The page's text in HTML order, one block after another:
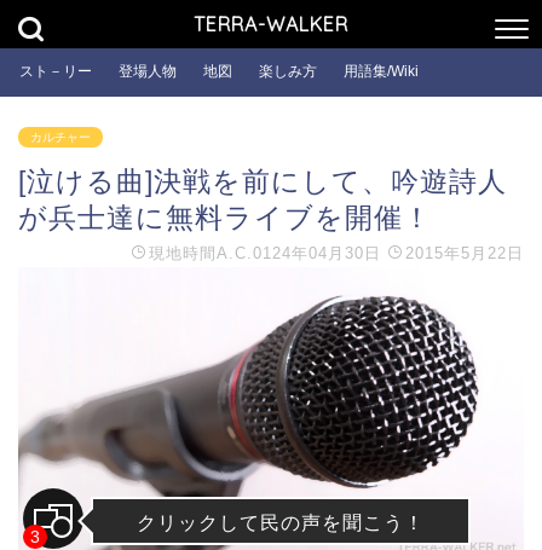
TERRA-WALKER
スト－リー 登場人物 地図 楽しみ方 用語集/Wiki
カルチャー
[泣ける曲]決戦を前にして、吟遊詩人
が兵士達に無料ライブを開催！
現地時間 A.C.0124年04月30日 2015年5月22日
3
クリックして民の声を聞こう！